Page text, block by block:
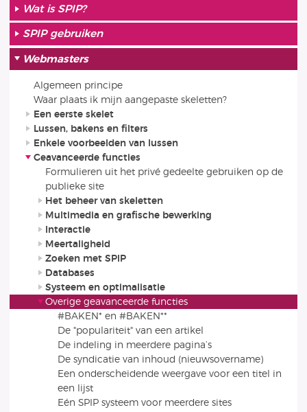
Wat is SPIP?
SPIP gebruiken
Webmasters
Algemeen principe
Waar plaats ik mijn aangepaste skeletten?
Een eerste skelet
Lussen, bakens en filters
Enkele voorbeelden van lussen
Geavanceerde functies
Formulieren uit het privé gedeelte gebruiken op de
publieke site
Het beheer van skeletten
Multimedia en grafische bewerking
Interactie
Meertaligheid
Zoeken met SPIP
Databases
Systeem en optimalisatie
Overige geavanceerde functies
#BAKEN* en #BAKEN**
De "populariteit" van een artikel
De indeling in meerdere pagina’s
De syndicatie van inhoud (nieuwsovername)
Een onderscheidende weergave voor een titel in
een lijst
Eén SPIP systeem voor meerdere sites